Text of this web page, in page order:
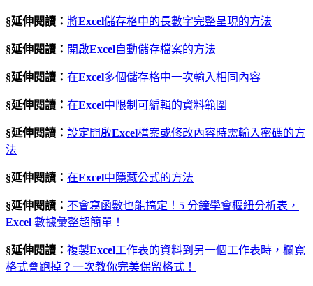
§延伸閱讀： 將Excel儲存格中的長數字完整呈現的方法
§延伸閱讀： 開啟Excel自動儲存檔案的方法
§延伸閱讀： 在Excel多個儲存格中一次輸入相同內容
§延伸閱讀： 在Excel中限制可編輯的資料範圍
§延伸閱讀： 設定開啟Excel檔案或修改內容時需輸入密碼的方
法
§延伸閱讀： 在Excel中隱藏公式的方法
§延伸閱讀： 不會寫函數也能搞定！5 分鐘學會樞紐分析表，
Excel 數據彙整超簡單！
§延伸閱讀： 複製Excel工作表的資料到另一個工作表時，欄寬
格式會跑掉？一次教你完美保留格式！